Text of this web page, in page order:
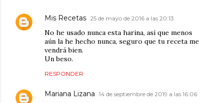
Mis Recetas 25 de mayo de 2016 a las 20:13
No he usado nunca esta harina, así que menos
aún la he hecho nunca, seguro que tu receta me
vendrá bien.
Un beso.
RESPONDER
Mariana Lizana 14 de septiembre de 2019 a las 16:06